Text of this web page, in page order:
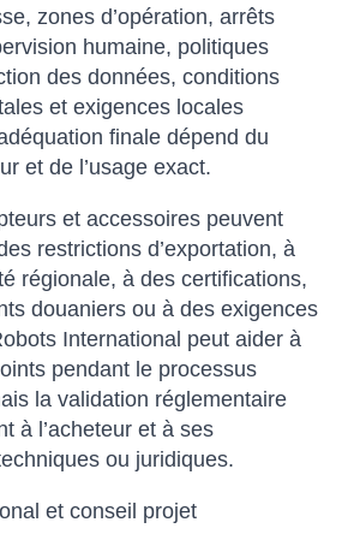
zones d’opération, arrêts
humaine, politiques
des données, conditions
et exigences locales
finale dépend du
et de l’usage exact.
et accessoires peuvent
restrictions d’exportation, à
régionale, à des certifications,
douaniers ou à des exigences
International peut aider à
pendant le processus
la validation réglementaire
à l’acheteur et à ses
ou juridiques.
et conseil projet